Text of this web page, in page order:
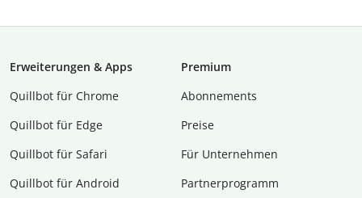
Erweiterungen & Apps
Quillbot für Chrome
Quillbot für Edge
Quillbot für Safari
Quillbot für Android
Premium
Abon­ne­ments
Preise
Für Unternehmen
Partnerprogramm